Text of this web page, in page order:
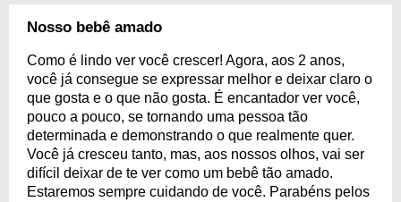
Nosso bebê amado
Como é lindo ver você crescer! Agora, aos 2 anos,
você já consegue se expressar melhor e deixar claro o
que gosta e o que não gosta. É encantador ver você,
pouco a pouco, se tornando uma pessoa tão
determinada e demonstrando o que realmente quer.
Você já cresceu tanto, mas, aos nossos olhos, vai ser
difícil deixar de te ver como um bebê tão amado.
Estaremos sempre cuidando de você. Parabéns pelos